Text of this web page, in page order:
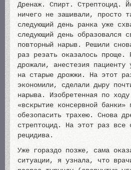
Дренаж. Спирт. Стрептоцид.
ничего не зашивали, просто
следующий день ранка уже
следующий день образовался
повторный нарыв. Решили
раз резать оказалось проще.
дрожали, анестезия пациенту
на старые дрожжи. На этот
экономили, сделали дыру
нарыва. Изобретенная по
«вскрытие консервной банки»
обезопасить трахею. Снова
стрептоцид. На этот раз все
рецидива.
Уже гораздо позже, сама
ситуации, я узнала, что